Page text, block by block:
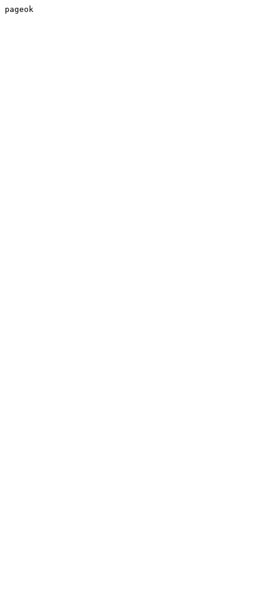
pageok